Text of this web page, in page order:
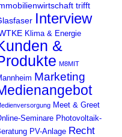
trifft
Interview
Klima & Energie
&
M8MIT
Marketing
Meet & Greet
Seminare Photovoltaik-
PV-Anlage Recht